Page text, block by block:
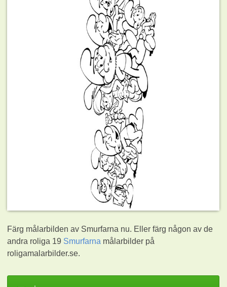
Färg målarbilden av Smurfarna nu. Eller färg någon av de
andra roliga 19 Smurfarna målarbilder på
roligamalarbilder.se.